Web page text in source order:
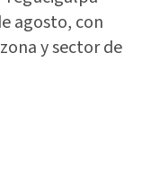
agosto, con
y sector de